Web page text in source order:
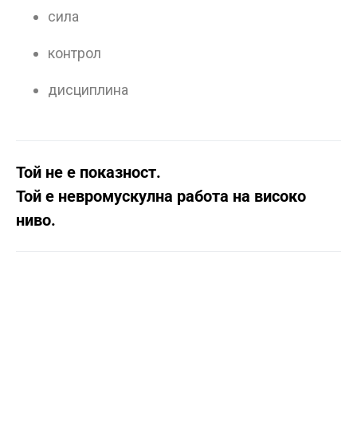
сила
контрол
дисциплина
Той не е показност.
Той е невромускулна работа на високо
ниво.